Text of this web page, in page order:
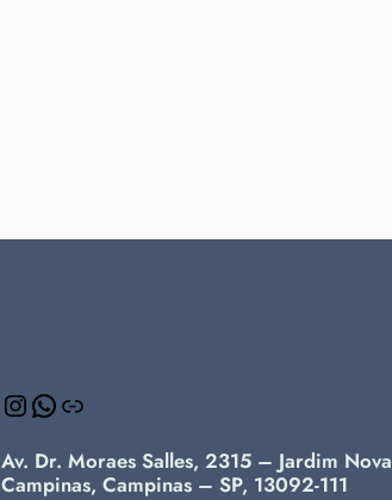
InstagramWhatsApp Link
Av. Dr. Moraes Salles, 2315 – Jardim Nova
Campinas, Campinas – SP, 13092-111